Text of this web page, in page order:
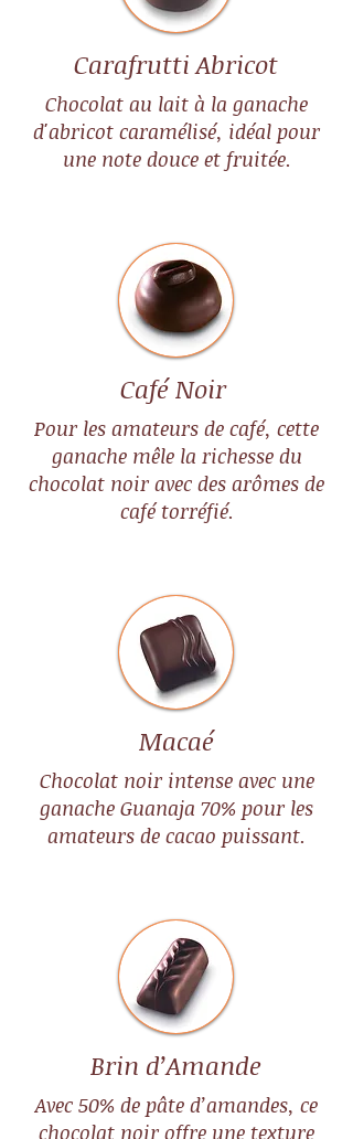
Carafrutti Abricot
Chocolat au lait à la ganache
d'abricot caramélisé, idéal pour
une note douce et fruitée.
Café Noir
Pour les amateurs de café, cette
ganache mêle la richesse du
chocolat noir avec des arômes de
café torréfié.
Macaé
Chocolat noir intense avec une
ganache Guanaja 70% pour les
amateurs de cacao puissant.
Brin d’Amande
Avec 50% de pâte d’amandes, ce
chocolat noir offre une texture